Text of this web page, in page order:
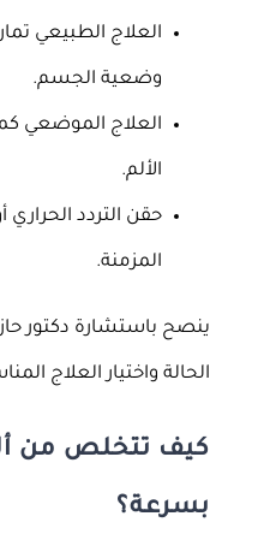
العلاج الطبيعي
وضعية الجسم.
العلاج الموضعي
الألم.
حقن التردد الحراري
المزمنة.
ينصح باستشارة دكتور
الحالة واختيار العلاج
كيف تتخلص من
بسرعة؟